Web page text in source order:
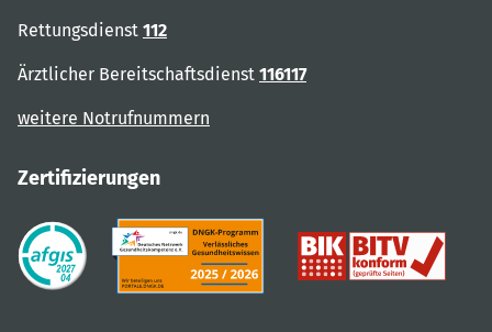
Rettungsdienst 112
Ärztlicher Bereitschaftsdienst 116117
weitere Notrufnummern
Zertifizierungen